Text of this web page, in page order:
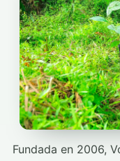
Fundada en 2006,